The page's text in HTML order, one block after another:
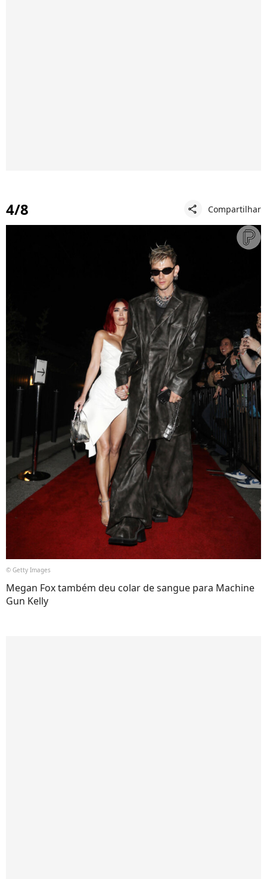
4/8 share Compartilhar
© Getty Images
Megan Fox também deu colar de sangue para Machine
Gun Kelly